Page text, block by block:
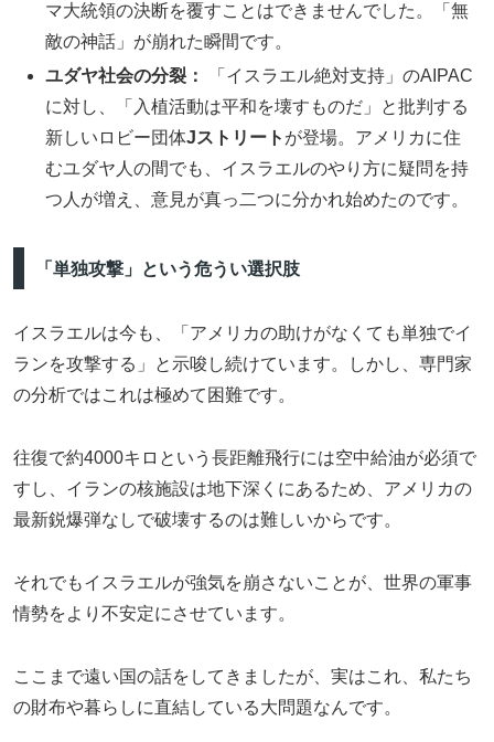
マ大統領の決断を覆すことはできませんでした。「無
敵の神話」が崩れた瞬間です。
ユダヤ社会の分裂：
「イスラエル絶対支持」のAIPAC
に対し、「入植活動は平和を壊すものだ」と批判する
新しいロビー団体Jストリート が登場。アメリカに住
むユダヤ人の間でも、イスラエルのやり方に疑問を持
つ人が増え、意見が真っ二つに分かれ始めたのです。
「単独攻撃」という危うい選択肢
イスラエルは今も、「アメリカの助けがなくても単独でイ
ランを攻撃する」と示唆し続けています。しかし、専門家
の分析ではこれは極めて困難です。
往復で約4000キロという長距離飛行には空中給油が必須で
すし、イランの核施設は地下深くにあるため、アメリカの
最新鋭爆弾なしで破壊するのは難しいからです。
それでもイスラエルが強気を崩さないことが、世界の軍事
情勢をより不安定にさせています。
ここまで遠い国の話をしてきましたが、実はこれ、私たち
の財布や暮らしに直結している大問題なんです。